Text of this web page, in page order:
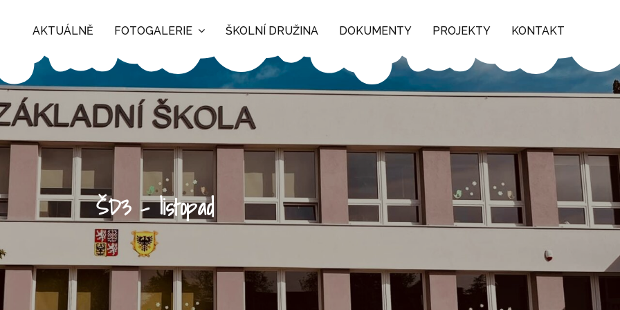
AKTUÁLNĚ FOTOGALERIE ŠKOLNÍ DRUŽINA DOKUMENTY PROJEKTY KONTAKT
ŠD3 – listopad